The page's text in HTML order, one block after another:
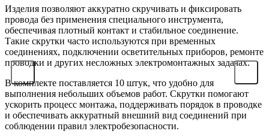
Изделия позволяют аккуратно скручивать и фиксировать
провода без применения специального инструмента,
обеспечивая плотный контакт и стабильное соединение.
Такие скрутки часто используются при временных
соединениях, подключении осветительных приборов, ремонте
проводки и других несложных электромонтажных задачах.
В комплекте поставляется 10 штук, что удобно для
выполнения небольших объемов работ. Скрутки помогают
ускорить процесс монтажа, поддерживать порядок в проводке
и обеспечивать аккуратный внешний вид соединений при
соблюдении правил электробезопасности.